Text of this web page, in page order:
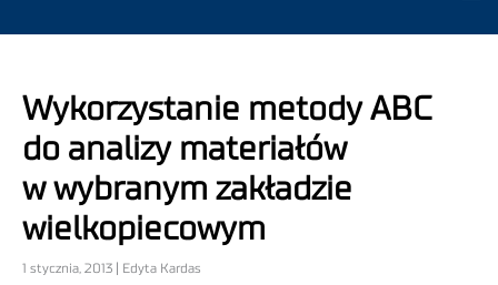
Wykorzystanie metody ABC
do analizy materiałów
w wybranym zakładzie
wielkopiecowym
1 stycznia, 2013 | Edyta Kardas